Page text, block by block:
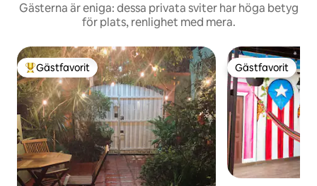
Gästerna är eniga: dessa privata sviter har höga betyg
för plats, renlighet med mera.
Populär gästfavorit
Gästfavorit Gästfavorit
Gästfavorit